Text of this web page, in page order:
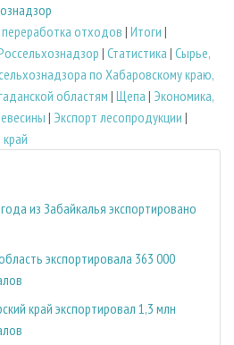
переработка отходов| Итоги |
| Статистика | Сырье,
по Хабаровскому краю,
областям | Щепа | Экономика,
| Экспорт лесопродукции |
из Забайкалья экспортировано
экспортировала 363 000
край экспортировал 1,3 млн